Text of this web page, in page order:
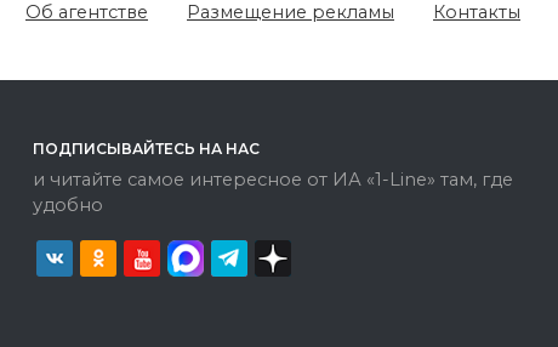
Об агентстве Размещение рекламы Контакты
ПОДПИСЫВАЙТЕСЬ НА НАС
и читайте самое интересное от ИА «1-Line» там, где
удобно